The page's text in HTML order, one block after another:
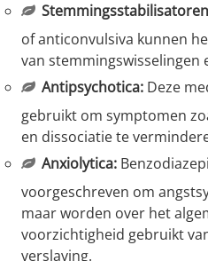
of anticonvulsiva kunnen
van stemmingswisselingen
Antipsychotica:Deze
gebruikt om symptomen
en dissociatie te
Anxiolytica:
voorgeschreven om
maar worden over het
voorzichtigheid gebruikt
verslaving.